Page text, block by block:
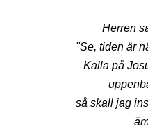
Herren
"Se, tiden är
Kalla på
så skall jag